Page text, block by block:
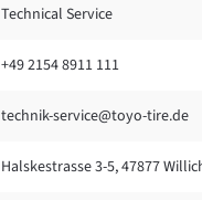
Technical Service
+49 2154 8911 111
technik-service@toyo-tire.de
Halskestrasse 3-5, 47877